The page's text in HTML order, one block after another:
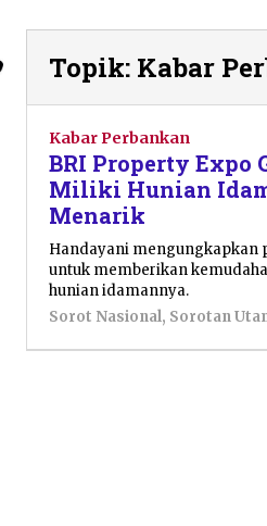
Topik: Kabar
Kabar Perbankan
BRI Property Expo
Miliki Hunian
Menarik
Handayani mengungkapkan
untuk memberikan
hunian idamannya.
Sorot Nasional, Sorotan